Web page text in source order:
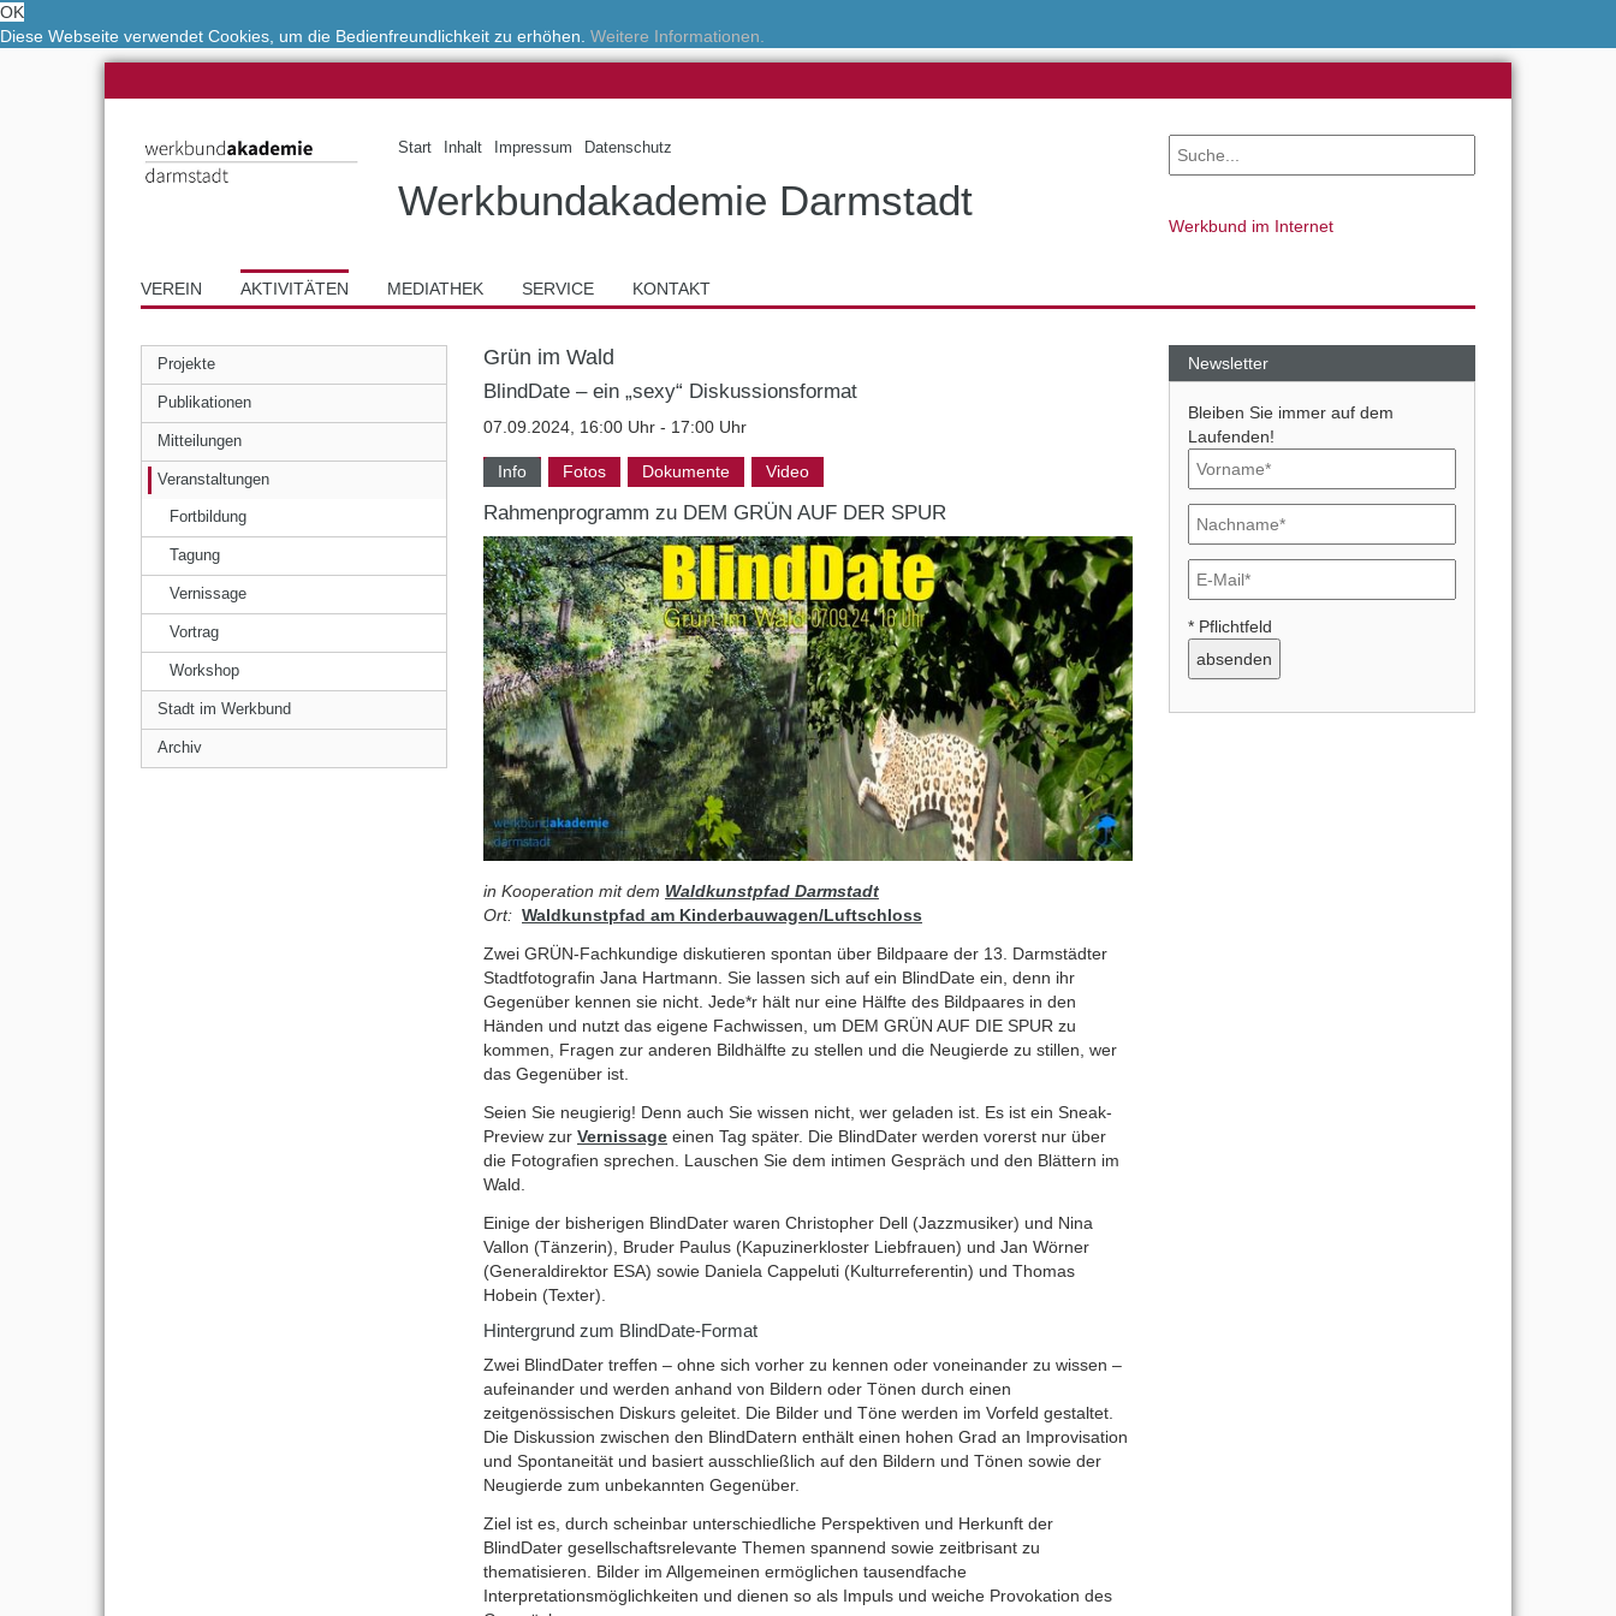
OK
Diese Webseite verwendet Cookies, um die Bedienfreundlichkeit zu erhöhen. Weitere Informationen.
Start Inhalt Impressum Datenschutz
Werkbundakademie Darmstadt
Werkbund im Internet
VEREIN AKTIVITÄTEN MEDIATHEK SERVICE KONTAKT
Projekte
Publikationen
Mitteilungen
Veranstaltungen
Fortbildung
Tagung
Vernissage
Vortrag
Workshop
Stadt im Werkbund
Archiv
Grün im Wald
BlindDate – ein „sexy“ Diskussionsformat
07.09.2024, 16:00 Uhr - 17:00 Uhr
Info Fotos Dokumente Video
Rahmenprogramm zu DEM GRÜN AUF DER SPUR
in Kooperation mit dem Waldkunstpfad Darmstadt
Ort: Waldkunstpfad am Kinderbauwagen/Luftschloss
Zwei GRÜN-Fachkundige diskutieren spontan über Bildpaare der 13. Darmstädter
Stadtfotografin Jana Hartmann. Sie lassen sich auf ein BlindDate ein, denn ihr
Gegenüber kennen sie nicht. Jede*r hält nur eine Hälfte des Bildpaares in den
Händen und nutzt das eigene Fachwissen, um DEM GRÜN AUF DIE SPUR zu
kommen, Fragen zur anderen Bildhälfte zu stellen und die Neugierde zu stillen, wer
das Gegenüber ist.
Seien Sie neugierig! Denn auch Sie wissen nicht, wer geladen ist. Es ist ein Sneak-
Preview zur Vernissage einen Tag später. Die BlindDater werden vorerst nur über
die Fotografien sprechen. Lauschen Sie dem intimen Gespräch und den Blättern im
Wald.
Einige der bisherigen BlindDater waren Christopher Dell (Jazzmusiker) und Nina
Vallon (Tänzerin), Bruder Paulus (Kapuzinerkloster Liebfrauen) und Jan Wörner
(Generaldirektor ESA) sowie Daniela Cappeluti (Kulturreferentin) und Thomas
Hobein (Texter).
Hintergrund zum BlindDate-Format
Zwei BlindDater treffen – ohne sich vorher zu kennen oder voneinander zu wissen –
aufeinander und werden anhand von Bildern oder Tönen durch einen
zeitgenössischen Diskurs geleitet. Die Bilder und Töne werden im Vorfeld gestaltet.
Die Diskussion zwischen den BlindDatern enthält einen hohen Grad an Improvisation
und Spontaneität und basiert ausschließlich auf den Bildern und Tönen sowie der
Neugierde zum unbekannten Gegenüber.
Ziel ist es, durch scheinbar unterschiedliche Perspektiven und Herkunft der
BlindDater gesellschaftsrelevante Themen spannend sowie zeitbrisant zu
thematisieren. Bilder im Allgemeinen ermöglichen tausendfache
Interpretationsmöglichkeiten und dienen so als Impuls und weiche Provokation des
Newsletter
Bleiben Sie immer auf dem
Laufenden!
* Pflichtfeld